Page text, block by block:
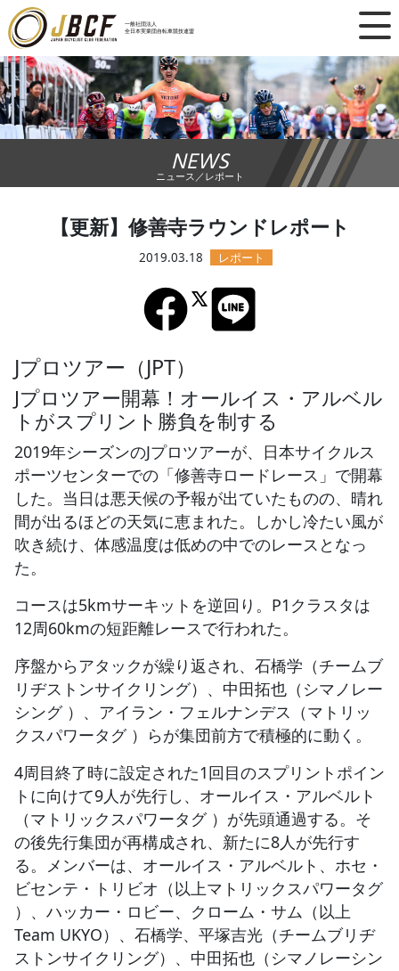
一般社団法人
全日本実業団自転車競技連盟
×
ニュース
レース日程
ランキング
チーム・選手
競技ガイド
エントリー
JBCF ROAD SERIESとは
NEWS
ニュース／レポート
【更新】修善寺ラウンドレポート
2019.03.18
Jプロツアー（JPT）
Jプロツアー開幕！オールイス・アルベル
トがスプリント勝負を制する
2019年シーズンのJプロツアーが、日本サイクルス
ポーツセンターでの「修善寺ロードレース」で開幕
した。当日は悪天候の予報が出ていたものの、晴れ
間が出るほどの天気に恵まれた。しかし冷たい風が
吹き続け、体感温度は低めの中でのレースとなっ
た。
コースは5kmサーキットを逆回り。P1クラスタは
12周60kmの短距離レースで行われた。
序盤からアタックが繰り返され、石橋学（チームブ
リヂストンサイクリング）、中田拓也（シマノレー
シング ）、アイラン・フェルナンデス（マトリッ
クスパワータグ ）らが集団前方で積極的に動く。
4周目終了時に設定された1回目のスプリントポイン
トに向けて9人が先行し、オールイス・アルベルト
（マトリックスパワータグ ）が先頭通過する。そ
の後先行集団が再構成され、新たに8人が先行す
る。メンバーは、オールイス・アルベルト、ホセ・
ビセンテ・トリビオ（以上マトリックスパワータグ
）、ハッカー・ロビー、クローム・サム（以上
Team UKYO）、石橋学、平塚吉光（チームブリヂ
ストンサイクリング）、中田拓也（シマノレーシン